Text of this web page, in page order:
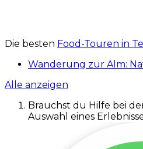
Die besten Food-Touren in
Wanderung zur Alm:
Alle anzeigen
Brauchst du Hilfe bei
Auswahl eines